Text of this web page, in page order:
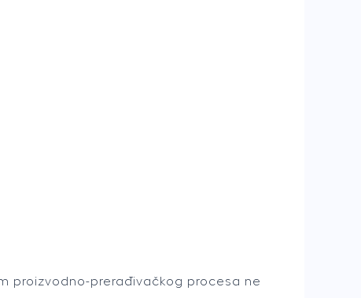
proizvodno-prerađivačkog procesa ne